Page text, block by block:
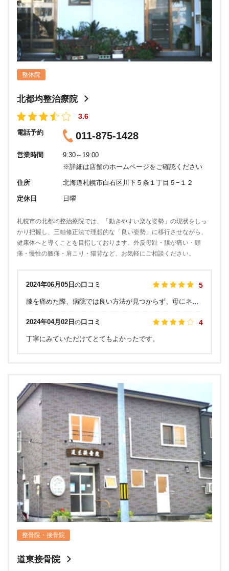
整体院
北都均整治療院
3.6
電話予約 011-875-1428
営業時間
9:30～19:00
※詳細は店舗のホームページをご確認ください
住所 北海道札幌市白石区川下５条１丁目５−１２
定休日 日曜
札幌市の北都均整治療院では、「動きやすい楽な姿勢」の現状をしっ
かり把握し、三軸修正法で理想的な「良い姿勢」に移行させながら、
健康体へと導くことを目指しております。外反母趾・膝が痛い・頭
痛・慢性の腰痛・肩こり・猫背など、お気軽にご相談ください。
2024年06月05日の口コミ 5
2024年04月02日の口コミ 4
丁寧にみていただけてとてもよかったです。
整骨院・接骨院
道東接骨院